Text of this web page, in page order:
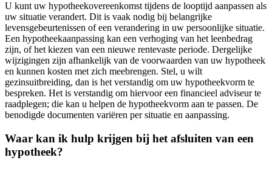
U kunt uw hypotheekovereenkomst tijdens de looptijd aanpassen als
uw situatie verandert. Dit is vaak nodig bij belangrijke
levensgebeurtenissen of een verandering in uw persoonlijke situatie.
Een hypotheekaanpassing kan een verhoging van het leenbedrag
zijn, of het kiezen van een nieuwe rentevaste periode. Dergelijke
wijzigingen zijn afhankelijk van de voorwaarden van uw hypotheek
en kunnen kosten met zich meebrengen. Stel, u wilt
gezinsuitbreiding, dan is het verstandig om uw hypotheekvorm te
bespreken. Het is verstandig om hiervoor een financieel adviseur te
raadplegen; die kan u helpen de hypotheekvorm aan te passen. De
benodigde documenten variëren per situatie en aanpassing.
Waar kan ik hulp krijgen bij het afsluiten van een
hypotheek?